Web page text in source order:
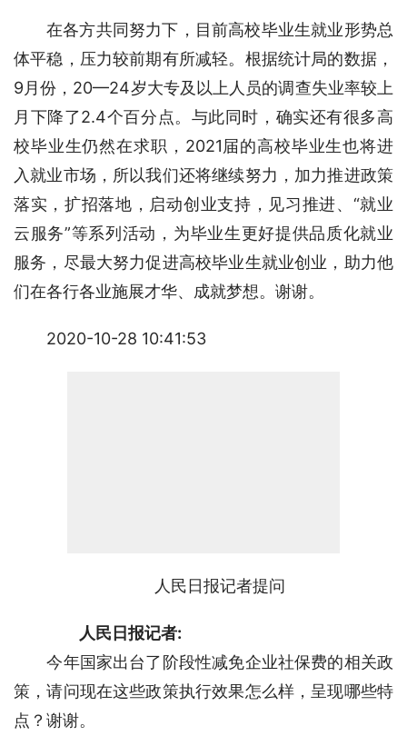
在各方共同努力下，目前高校毕业生就业形势总
体平稳，压力较前期有所减轻。根据统计局的数据，
9月份，20—24岁大专及以上人员的调查失业率较上
月下降了2.4个百分点。与此同时，确实还有很多高
校毕业生仍然在求职，2021届的高校毕业生也将进
入就业市场，所以我们还将继续努力，加力推进政策
落实，扩招落地，启动创业支持，见习推进、“就业
云服务”等系列活动，为毕业生更好提供品质化就业
服务，尽最大努力促进高校毕业生就业创业，助力他
们在各行各业施展才华、成就梦想。谢谢。
2020-10-28 10:41:53
人民日报记者提问
人民日报记者:
今年国家出台了阶段性减免企业社保费的相关政
策，请问现在这些政策执行效果怎么样，呈现哪些特
点？谢谢。